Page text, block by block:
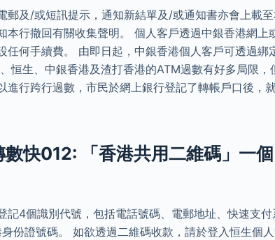
郵及/或短訊提示，通知新結單及/或通知書亦會上載
本行撤回有關收集聲明。 個人客戶透過中銀香港網上
任何手續費。 由即日起，中銀香港個人客戶可透過
恒生、中銀香港及渣打香港的ATM過數有好多局限
進行跨行過數，市民於網上銀行登記了轉帳戶口後，
數快012: 「香港共用二維碼」一
記4個識別代號，包括電話號碼、電郵地址、快速支
份證號碼。 如欲透過二維碼收款，請於登入恒生個